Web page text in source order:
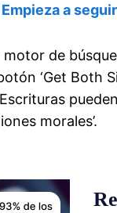
Empieza a
de
‘Get Both
morales’.